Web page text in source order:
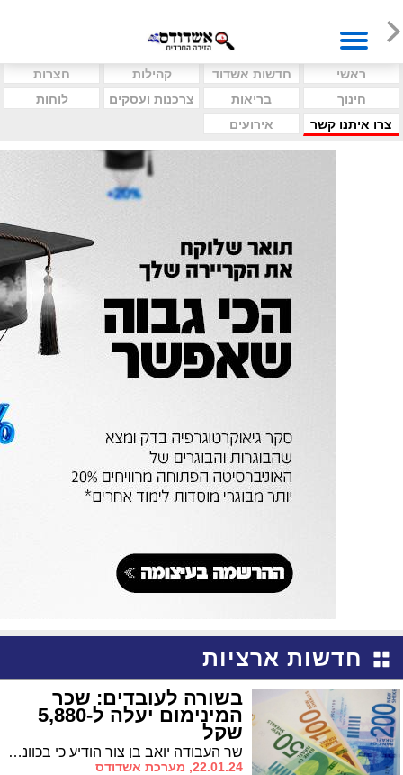
ראשי חדשות אשדוד קהילות
חצרות
חינוך
בריאות צרכנות ועסקים
לוחות
צרו איתנו קשר
אירועים
חדשות ארציות
בשורה לעובדים: שכר
המינימום יעלה ל-5,880
שקל
שר העבודה יואב בן צור הודיע כי בכוונתו להעלות את שכר המינימום ב-5.7% ל-5,880 שקל מאפריל הקרוב. "יוקר המחיה מאמיר לשחקים ואנחנו חייבים להתאים את משכורתם של העובדים בהתאם"
22.01.24, מערכת אשדודס